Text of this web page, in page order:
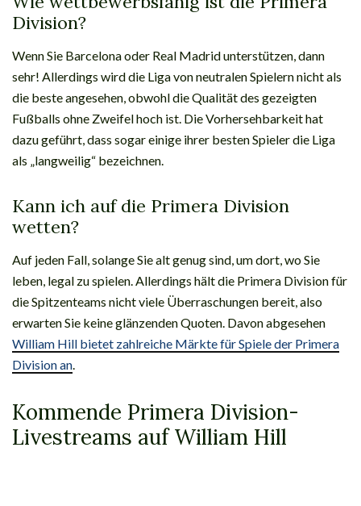
Division?
Wenn Sie Barcelona oder Real Madrid unterstützen, dann
sehr! Allerdings wird die Liga von neutralen Spielern nicht als
die beste angesehen, obwohl die Qualität des gezeigten
Fußballs ohne Zweifel hoch ist. Die Vorhersehbarkeit hat
dazu geführt, dass sogar einige ihrer besten Spieler die Liga
als „langweilig“ bezeichnen.
Kann ich auf die Primera Division
wetten?
Auf jeden Fall, solange Sie alt genug sind, um dort, wo Sie
leben, legal zu spielen. Allerdings hält die Primera Division für
die Spitzenteams nicht viele Überraschungen bereit, also
erwarten Sie keine glänzenden Quoten. Davon abgesehen
William Hill bietet zahlreiche Märkte für Spiele der Primera
Division an
Kommende Primera Division-
Livestreams auf William Hill